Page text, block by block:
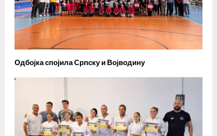
Одбојка спојила Српску и Војводину